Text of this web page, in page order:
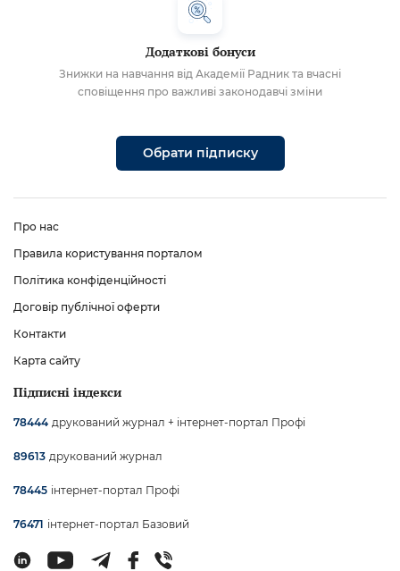
Додаткові бонуси
Знижки на навчання від Академії Радник та вчасні
сповіщення про важливі законодавчі зміни
Обрати підписку
Про нас
Правила користування порталом
Політика конфіденційності
Договір публічної оферти
Контакти
Карта сайту
Підписні індекси
78444 друкований журнал + інтернет-портал Профі
89613 друкований журнал
78445 інтернет-портал Профі
76471 інтернет-портал Базовий